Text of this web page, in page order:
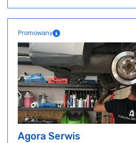
Promowany
Agora Serwis